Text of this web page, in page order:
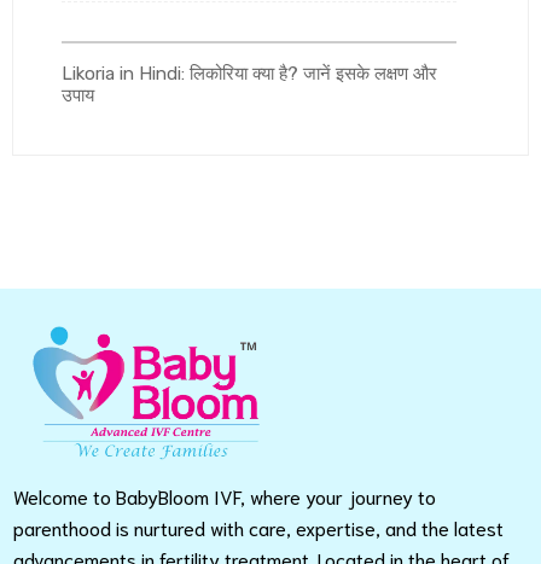
Likoria in Hindi: लिकोरिया क्या है? जानें इसके लक्षण और
उपाय
Welcome to BabyBloom IVF, where your journey to
parenthood is nurtured with care, expertise, and the latest